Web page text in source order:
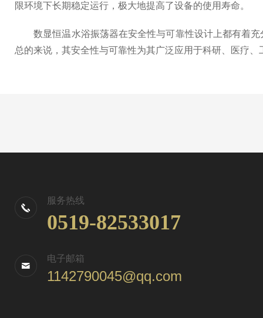
限环境下长期稳定运行，极大地提高了设备的使用寿命。
数显恒温水浴振荡器在安全性与可靠性设计上都有着充
总的来说，其安全性与可靠性为其广泛应用于科研、医疗
服务热线
0519-82533017
电子邮箱
1142790045@qq.com